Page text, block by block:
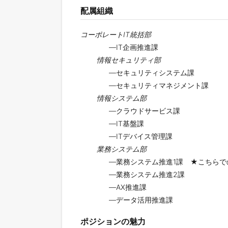
配属組織
コーポレートIT統括部
―IT企画推進課
情報セキュリティ部
―セキュリティシステム課
―セキュリティマネジメント課
情報システム部
―クラウドサービス課
―IT基盤課
―ITデバイス管理課
業務システム部
―業務システム推進1課 ★こちらでの
―業務システム推進2課
―AX推進課
―データ活用推進課
ポジションの魅力